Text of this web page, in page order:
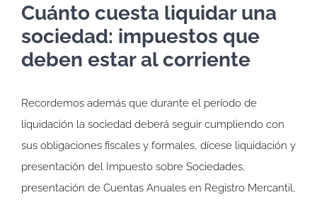
Cuánto cuesta liquidar una
sociedad: impuestos que
deben estar al corriente
Recordemos además que durante el período de
liquidación la sociedad deberá seguir cumpliendo con
sus obligaciones fiscales y formales, dícese liquidación y
presentación del Impuesto sobre Sociedades,
presentación de Cuentas Anuales en Registro Mercantil,